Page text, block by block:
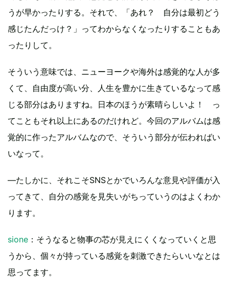
うが早かったりする。それで、「あれ？ 自分は最初どう
感じたんだっけ？」ってわからなくなったりすることもあ
ったりして。
そういう意味では、ニューヨークや海外は感覚的な人が多
くて、自由度が高い分、人生を豊かに生きているなって感
じる部分はありますね。日本のほうが素晴らしいよ！ っ
てこともそれ以上にあるのだけれど。今回のアルバムは感
覚的に作ったアルバムなので、そういう部分が伝わればい
いなって。
―たしかに、それこそSNSとかでいろんな意見や評価が入
ってきて、自分の感覚を見失いがちっていうのはよくわか
ります。
sione ：そうなると物事の芯が見えにくくなっていくと思
うから、個々が持っている感覚を刺激できたらいいなとは
思ってます。